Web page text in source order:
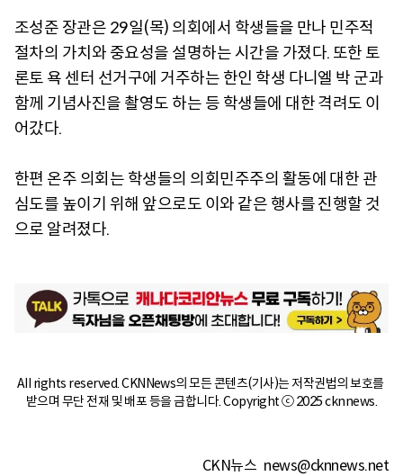
조성준 장관은 29일(목) 의회에서 학생들을 만나 민주적
절차의 가치와 중요성을 설명하는 시간을 가졌다. 또한 토
론토 욕 센터 선거구에 거주하는 한인 학생 다니엘 박 군과
함께 기념사진을 촬영도 하는 등 학생들에 대한 격려도 이
어갔다.
한편 온주 의회는 학생들의 의회민주주의 활동에 대한 관
심도를 높이기 위해 앞으로도 이와 같은 행사를 진행할 것
으로 알려졌다.
All rights reserved. CKNNews의 모든 콘텐츠(기사)는 저작권법의 보호를
받으며 무단 전재 및 배포 등을 금합니다. Copyright ⓒ 2025 cknnews.
CKN뉴스 news@cknnews.net